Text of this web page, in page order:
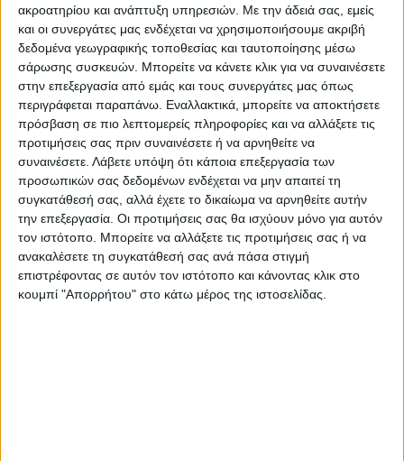
ακροατηρίου και ανάπτυξη υπηρεσιών. Με την άδειά σας, εμείς
και οι συνεργάτες μας ενδέχεται να χρησιμοποιήσουμε ακριβή
δεδομένα γεωγραφικής τοποθεσίας και ταυτοποίησης μέσω
σάρωσης συσκευών. Μπορείτε να κάνετε κλικ για να συναινέσετε
στην επεξεργασία από εμάς και τους συνεργάτες μας όπως
περιγράφεται παραπάνω. Εναλλακτικά, μπορείτε να αποκτήσετε
πρόσβαση σε πιο λεπτομερείς πληροφορίες και να αλλάξετε τις
προτιμήσεις σας πριν συναινέσετε ή να αρνηθείτε να
συναινέσετε. Λάβετε υπόψη ότι κάποια επεξεργασία των
προσωπικών σας δεδομένων ενδέχεται να μην απαιτεί τη
συγκατάθεσή σας, αλλά έχετε το δικαίωμα να αρνηθείτε αυτήν
την επεξεργασία. Οι προτιμήσεις σας θα ισχύουν μόνο για αυτόν
τον ιστότοπο. Μπορείτε να αλλάξετε τις προτιμήσεις σας ή να
ανακαλέσετε τη συγκατάθεσή σας ανά πάσα στιγμή
επιστρέφοντας σε αυτόν τον ιστότοπο και κάνοντας κλικ στο
κουμπί "Απορρήτου" στο κάτω μέρος της ιστοσελίδας.
Τελευταίες Ειδήσεις Σήμερα
Ακολούθησε την εφημερίδα ΝΕΟΣ
ΑΓΩΝ στο Google News!
Όλες οι εξελίξεις στην περιοχή της
Καρδίτσας και ευρύτερα της Θεσσαλίας
ΠΡΟΗΓΟΥΜΕΝΟ ΑΡΘΡΟ
Στο 40% η πρόοδος εργασιών
της Μονάδας Επεξεργασίας
Απορριμμάτων δυτ.
Θεσσαλίας
ΕΠΟΜΕΝΟ ΑΡΘΡΟ
Μειώνονται τα...πρωτάκια
στα δημοτικά σχολεία του
Νομού Καρδίτσας